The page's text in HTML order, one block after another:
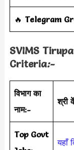
‎️‍🔥 Telegram
SVIMS
Criteria:-
विभाग का
नाम:-
श्री
Top Govt
यहाँ